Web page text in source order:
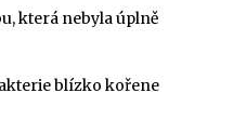
která nebyla úplně
blízko kořene